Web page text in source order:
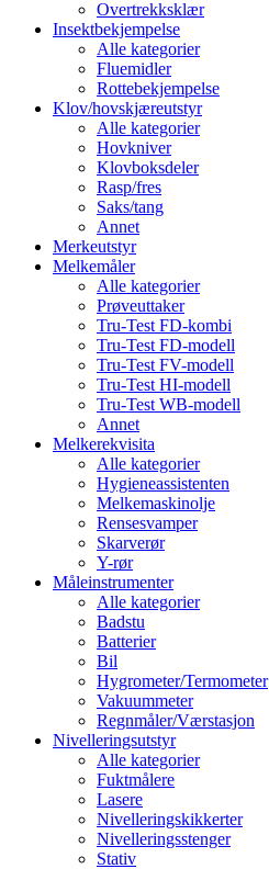
Overtrekksklær
Insektbekjempelse
Alle kategorier
Fluemidler
Rottebekjempelse
Klov/hovskjæreutstyr
Alle kategorier
Hovkniver
Klovboksdeler
Rasp/fres
Saks/tang
Annet
Merkeutstyr
Melkemåler
Alle kategorier
Prøveuttaker
Tru-Test FD-kombi
Tru-Test FD-modell
Tru-Test FV-modell
Tru-Test HI-modell
Tru-Test WB-modell
Annet
Melkerekvisita
Alle kategorier
Hygieneassistenten
Melkemaskinolje
Rensesvamper
Skarverør
Y-rør
Måleinstrumenter
Alle kategorier
Badstu
Batterier
Bil
Hygrometer/Termometer
Vakuummeter
Regnmåler/Værstasjon
Nivelleringsutstyr
Alle kategorier
Fuktmålere
Lasere
Nivelleringskikkerter
Nivelleringsstenger
Stativ